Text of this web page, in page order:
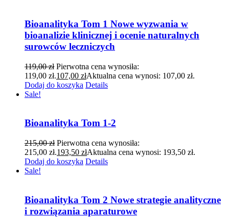
Bioanalityka Tom 1 Nowe wyzwania w
bioanalizie klinicznej i ocenie naturalnych
surowców leczniczych
119,00zł Pierwotna cena wynosiła:
119,00 zł.107,00 złAktualna cena wynosi: 107,00 zł.
Dodaj do koszyka Details
Sale!
Bioanalityka Tom 1-2
215,00zł Pierwotna cena wynosiła:
215,00 zł.193,50 złAktualna cena wynosi: 193,50 zł.
Dodaj do koszyka Details
Sale!
Bioanalityka Tom 2 Nowe strategie analityczne
i rozwiązania aparaturowe